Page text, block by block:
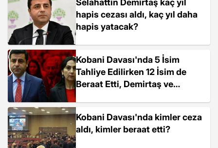
Selahattin Demirtaş kaç yıl
hapis cezası aldı, kaç yıl daha
hapis yatacak?
Kobani Davası'nda 5 İsim
Tahliye Edilirken 12 İsim de
Beraat Etti, Demirtaş ve
Kobani Davası'nda kimler ceza
aldı, kimler beraat etti?